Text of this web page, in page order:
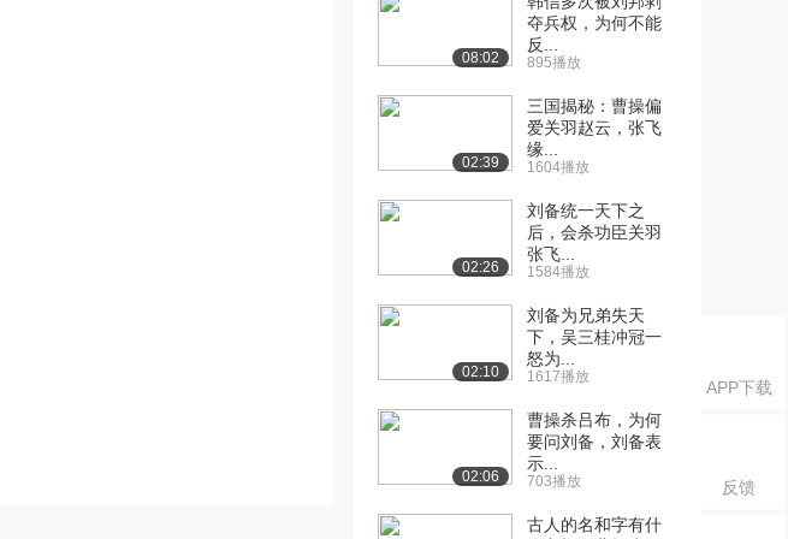
APP下载
反馈
08:02
夺兵权，为何不能
反...
895播放
02:39
三国揭秘：曹操偏
爱关羽赵云，张飞
缘...
1604播放
02:26
刘备统一天下之
后，会杀功臣关羽
张飞...
1584播放
02:10
刘备为兄弟失天
下，吴三桂冲冠一
怒为...
1617播放
02:06
曹操杀吕布，为何
要问刘备，刘备表
示...
703播放
古人的名和字有什